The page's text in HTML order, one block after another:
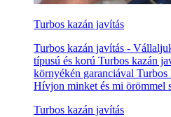
Turbos kazán javítás
Turbos kazán javítás -
típusú és korú Turbos kazán
környékén garanciával Turbos
Hívjon minket és mi örömmel
Turbos kazán javítás